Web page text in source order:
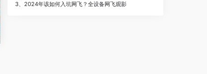
3、2024年该如何入坑网飞？全设备网飞观影